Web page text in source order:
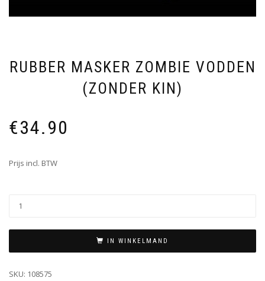
RUBBER MASKER ZOMBIE VODDEN
(ZONDER KIN)
€34.90
Prijs incl. BTW
IN WINKELMAND
SKU: 108575